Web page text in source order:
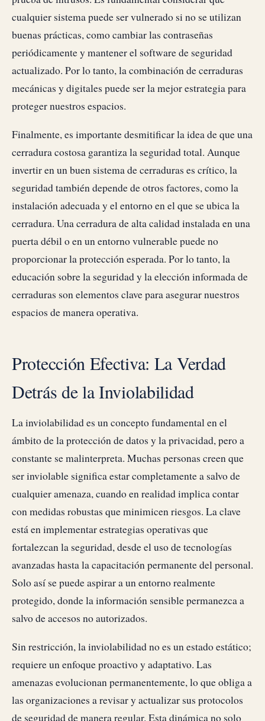
cualquier sistema puede ser vulnerado si no se utilizan
buenas prácticas, como cambiar las contraseñas
periódicamente y mantener el software de seguridad
actualizado. Por lo tanto, la combinación de cerraduras
mecánicas y digitales puede ser la mejor estrategia para
proteger nuestros espacios.
Finalmente, es importante desmitificar la idea de que una
cerradura costosa garantiza la seguridad total. Aunque
invertir en un buen sistema de cerraduras es crítico, la
seguridad también depende de otros factores, como la
instalación adecuada y el entorno en el que se ubica la
cerradura. Una cerradura de alta calidad instalada en una
puerta débil o en un entorno vulnerable puede no
proporcionar la protección esperada. Por lo tanto, la
educación sobre la seguridad y la elección informada de
cerraduras son elementos clave para asegurar nuestros
espacios de manera operativa.
Protección Efectiva: La Verdad
Detrás de la Inviolabilidad
La inviolabilidad es un concepto fundamental en el
ámbito de la protección de datos y la privacidad, pero a
constante se malinterpreta. Muchas personas creen que
ser inviolable significa estar completamente a salvo de
cualquier amenaza, cuando en realidad implica contar
con medidas robustas que minimicen riesgos. La clave
está en implementar estrategias operativas que
fortalezcan la seguridad, desde el uso de tecnologías
avanzadas hasta la capacitación permanente del personal.
Solo así se puede aspirar a un entorno realmente
protegido, donde la información sensible permanezca a
salvo de accesos no autorizados.
Sin restricción, la inviolabilidad no es un estado estático;
requiere un enfoque proactivo y adaptativo. Las
amenazas evolucionan permanentemente, lo que obliga a
las organizaciones a revisar y actualizar sus protocolos
de seguridad de manera regular. Esta dinámica no solo